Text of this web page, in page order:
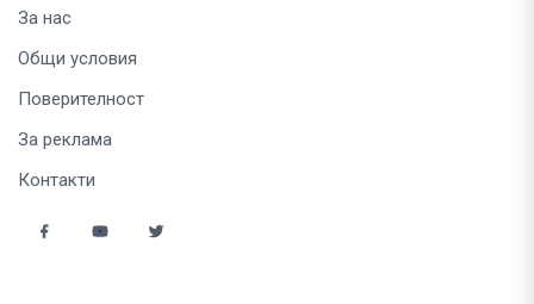
За нас
Общи условия
Поверителност
За реклама
Контакти